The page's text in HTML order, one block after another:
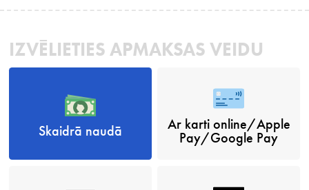
IZVĒLIETIES APMAKSAS VEIDU
Skaidrā naudā
Ar karti online/Apple
Pay/Google Pay